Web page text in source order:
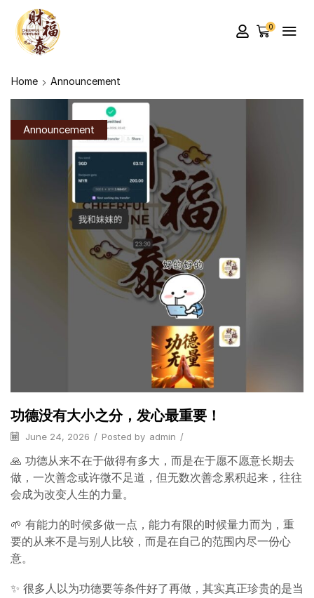
0
Home Announcement
Announcement
功德没有大小之分，发心最重要！
June 24, 2026 / Posted by admin /
🙏 功德从来不在于做得有多大，而是在于愿不愿意长期去
做，一次善念或许微不足道，但无数次善念累积起来，往往
会成为改变人生的力量。
🌱 有能力的时候多做一点，能力有限的时候量力而为，重
要的从来不是与别人比较，而是在自己的范围内尽一份心
意。
✨ 很多人以为功德要等条件好了再做，其实真正珍贵的是当